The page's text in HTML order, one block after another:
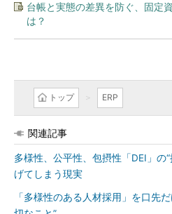
台帳と実態の差異を防ぐ、固定
は？
トップ ERP
関連記事
多様性、公平性、包摂性「DEI」の
げてしまう現実
「多様性のある人材採用」を口先